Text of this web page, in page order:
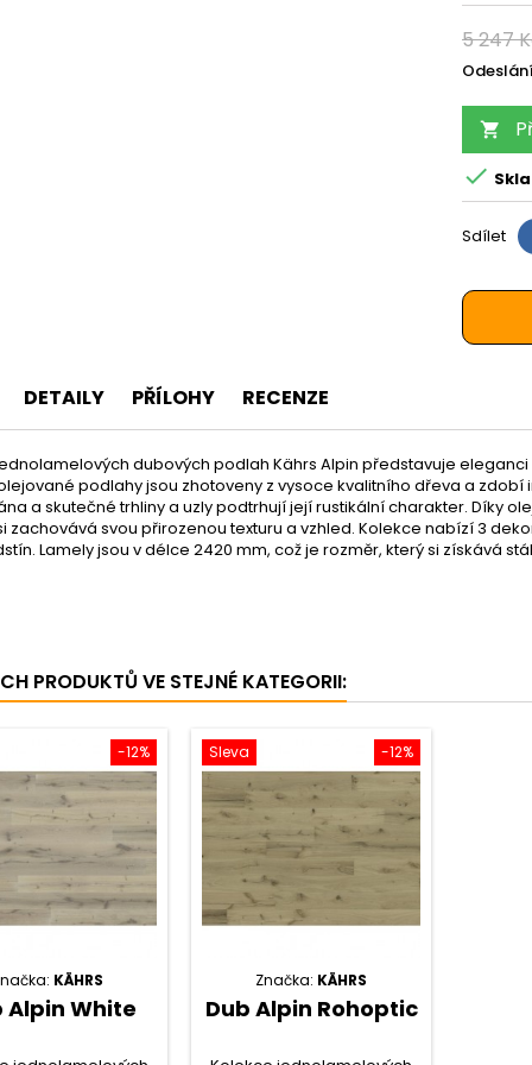
5 247


Sdílet
DETAILY PŘÍLOHY RECENZE
dubových podlah Kährs Alpin představuje
podlahy jsou zhotoveny z vysoce kvalitního dřeva a
a skutečné trhliny a uzly podtrhují její rustikální charakter. Díky
zachovává svou přirozenou texturu a vzhled. Kolekce nabízí 3
Lamely jsou v délce 2420 mm, což je rozměr, který si získává
PRODUKTŮ VE STEJNÉ KATEGORII:
-12%
KÄHRS
Alpin White
-12%
Sleva
Značka: KÄHRS
Dub Alpin Rohoptic